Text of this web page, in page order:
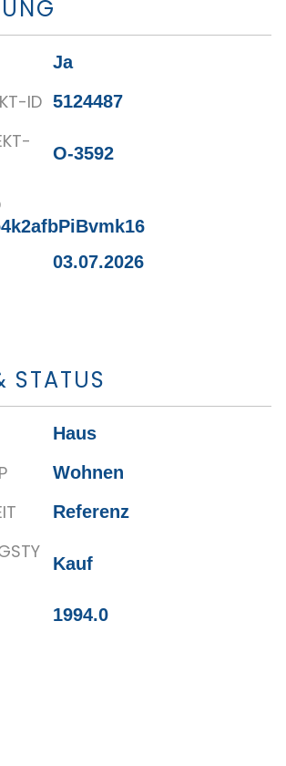
Ja
ID 5124487
O-3592
03.07.2026
STATUS
Haus
Wohnen
Referenz
Kauf
1994.0